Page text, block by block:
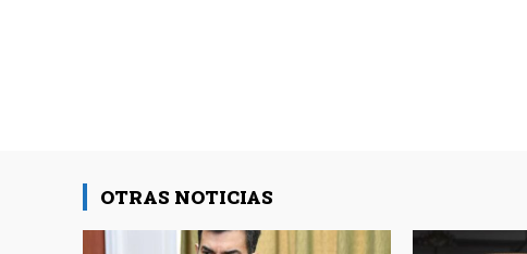
OTRAS NOTICIAS